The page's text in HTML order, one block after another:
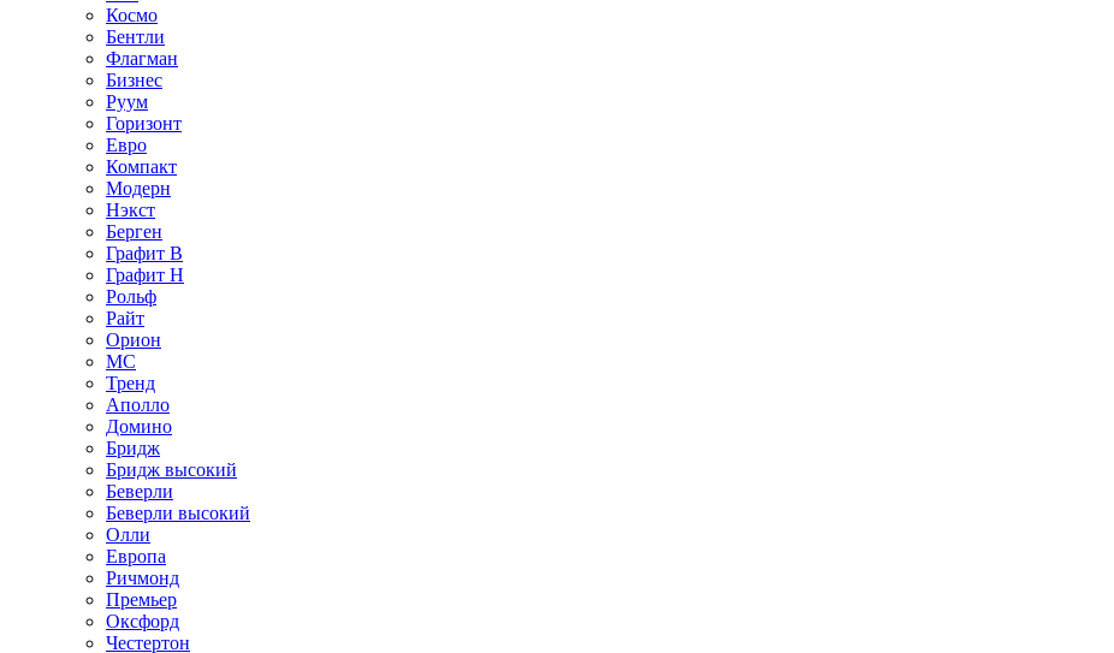
Космо
Бентли
Флагман
Бизнес
Руум
Горизонт
Евро
Компакт
Модерн
Нэкст
Берген
Графит В
Графит Н
Рольф
Райт
Орион
МС
Тренд
Аполло
Домино
Бридж
Бридж высокий
Беверли
Беверли высокий
Олли
Европа
Ричмонд
Премьер
Оксфорд
Честертон